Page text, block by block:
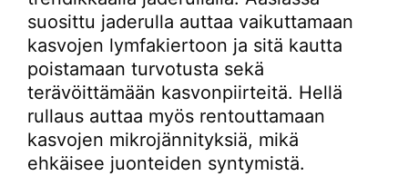
suosittu jaderulla auttaa vaikuttamaan
kasvojen lymfakiertoon ja sitä kautta
poistamaan turvotusta sekä
terävöittämään kasvonpiirteitä. Hellä
rullaus auttaa myös rentouttamaan
kasvojen mikrojännityksiä, mikä
ehkäisee juonteiden syntymistä.